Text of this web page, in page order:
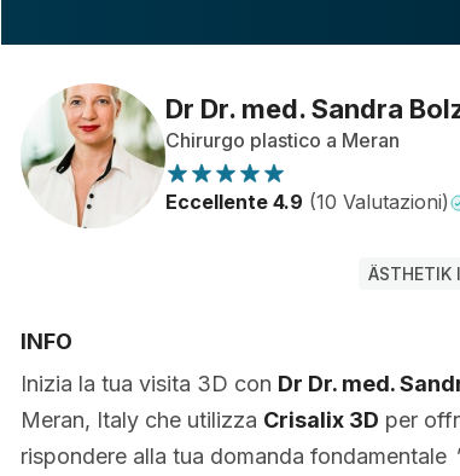
Dr Dr. med. Sandra
Chirurgo plastico a Meran
Eccellente 4.9 (10 Valutazioni)
ÄSTHETIK
INFO
Inizia la tua visita 3D con Dr Dr. med.
Meran, Italy che utilizza Crisalix 3D per
rispondere alla tua domanda fondamentale